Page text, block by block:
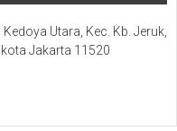
Utara, Kec. Kb. Jeruk,
Jakarta 11520